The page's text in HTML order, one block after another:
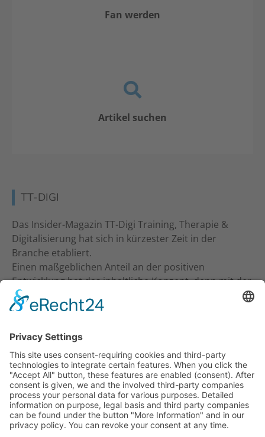
Fan werden
Artikel suchen
TT-DIGI
Das Insider-Magazin TT-Digi Training, Therapie &
Digitalisierung hat sich in kürzester Zeit in der
Branche etabliert.
Einen maßgeblichen Anteil an der positiven
Entwicklung hat das inhaltliche Konzept, denn mit der
inhaltlichen Ansprache an Studio-Inhaber, Trainer &
Therapeuten wurde ein neuer Standard gesetzt. Ein
KONTAKT
Verlag für Prävention & Gesundheit GmbH
Waldseestraße 27
77731 Willstätt
Telefon: 07852 / 93 55 196